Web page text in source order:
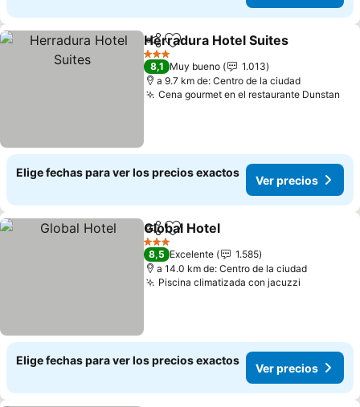
CompartirAgregar a favoritos
Herradura Hotel Suites
3 Estrellas
8,1 Muy bueno
1.013
a 9.7 km de: Centro de la ciudad
Cena gourmet en el restaurante Dunstan
Elige fechas para ver los precios exactos
Ver precios
CompartirAgregar a favoritos
Global Hotel
3 Estrellas
8,5 Excelente
1.585
a 14.0 km de: Centro de la ciudad
Piscina climatizada con jacuzzi
Elige fechas para ver los precios exactos
Ver precios